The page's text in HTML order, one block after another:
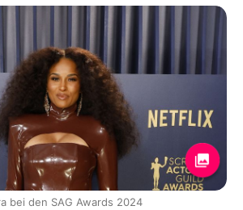
bei den SAG Awards 2024